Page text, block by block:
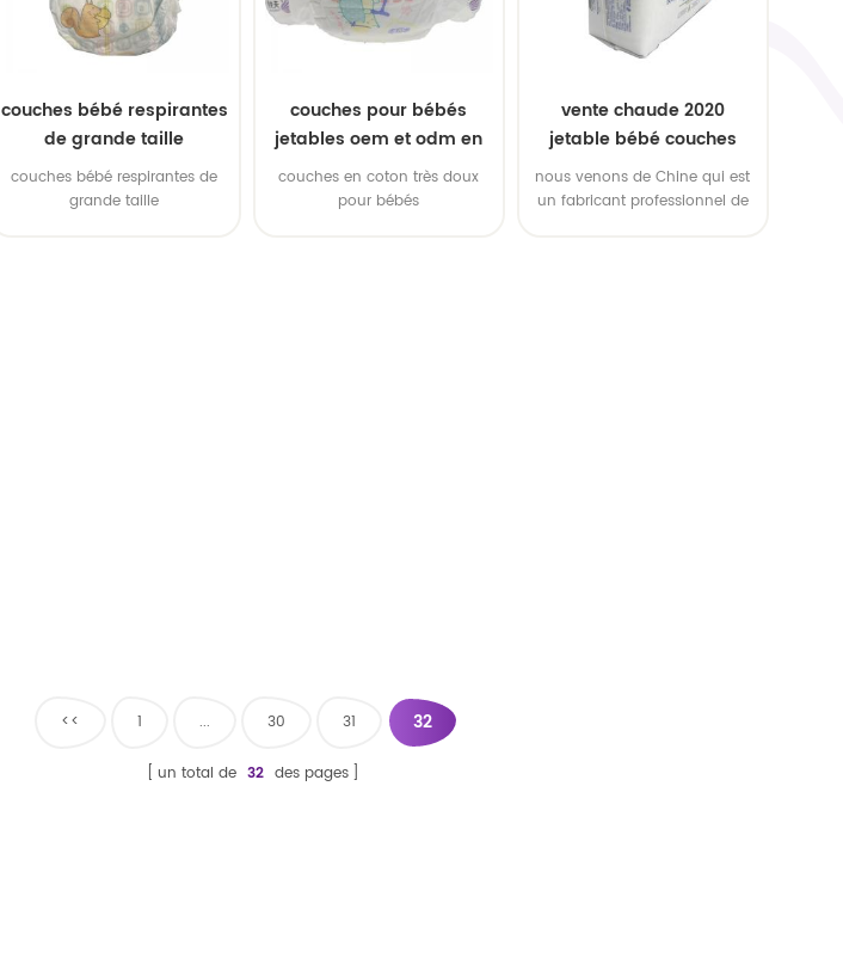
couches bébé respirantes
de grande taille
couches bébé respirantes de
grande taille
couches pour bébés
jetables oem et odm en
gros
couches en coton très doux
pour bébés
vente chaude 2020
jetable bébé couches
oem service
nous venons de Chine qui est
un fabricant professionnel de
<<
1 ... 30 31 32
un total de 32 des pages